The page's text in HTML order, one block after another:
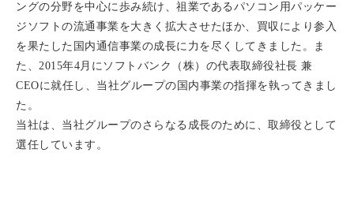
ングの分野を中心に歩み続け、祖業であるパソコン用パッケー
ジソフトの流通事業を大きく拡大させたほか、買収により参入
を果たした国内通信事業の成長に力を尽くしてきました。ま
た、2015年4月にソフトバンク（株）の代表取締役社長 兼
CEOに就任し、当社グループの国内事業の指揮を執ってきまし
た。
当社は、当社グループのさらなる成長のために、取締役として
選任しています。